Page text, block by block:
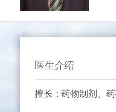
医生介绍
擅长：药物制剂、